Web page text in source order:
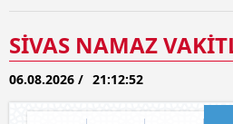
SİVAS NAMAZ
06.08.2026 / 21:12:52